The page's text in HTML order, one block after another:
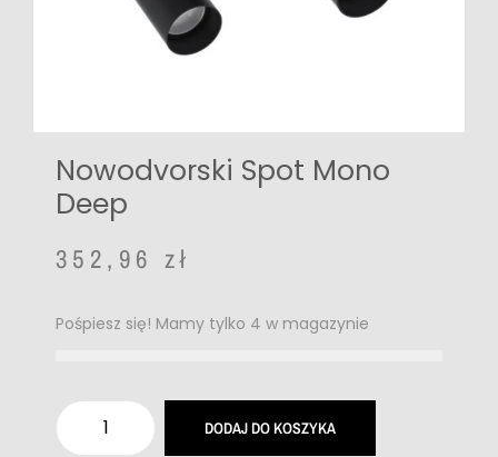
Nowodvorski Spot Mono
Deep
352,96 zł
Pośpiesz się! Mamy tylko 4 w magazynie
DODAJ DO KOSZYKA